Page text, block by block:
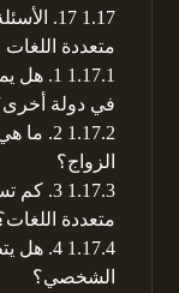
1.17
17.
متعددة اللغات
1.17.1
1. هل
في دولة
1.17.2
2. ما
الزواج؟
1.17.3
3. كم
متعددة
1.17.4
4. هل
الشخصي؟